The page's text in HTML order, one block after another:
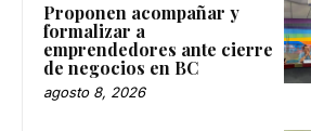
Proponen acompañar y
formalizar a
emprendedores ante cierre
de negocios en BC
agosto 8, 2026